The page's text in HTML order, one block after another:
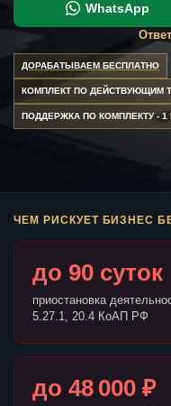
WhatsApp
ДОРАБАТЫВАЕМ БЕСПЛАТНО
КОМПЛЕКТ ПО ДЕЙСТВУЮЩИМ
ПОДДЕРЖКА ПО КОМПЛЕКТУ - 1
ЧЕМ РИСКУЕТ БИЗНЕС
до 90 суток
приостановка
5.27.1, 20.4 КоАП РФ
до 48 000 ₽